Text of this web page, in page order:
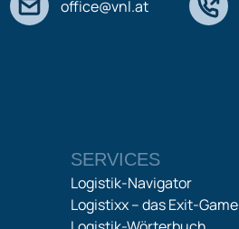
office@vnl.at
SERVICES
Logistik-Navigator
Logistixx – das Exit-Game